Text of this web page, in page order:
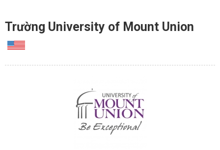
Trường University of Mount Union